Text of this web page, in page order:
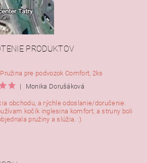
PRODUKTOV
pre podvozok Comfort, 2ks
|
Monika Dorušáková
obchodu, a rýchle odoslanie/doručenie.
kočík inglesina komfort, a struny boli
pružiny a slúžia. :)